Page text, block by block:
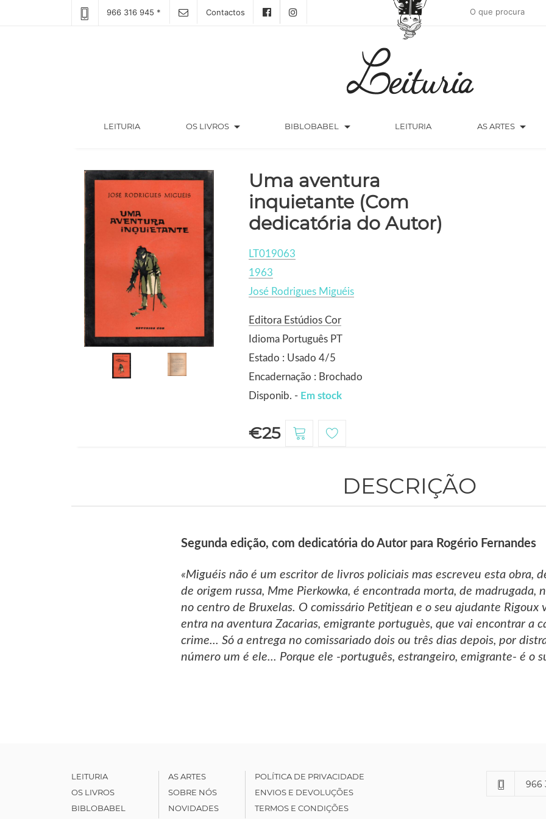
966 316 945 * Contactos
LEITURIA(CURRENT) OS LIVROS arrow_drop_down BIBLOBABEL arrow_drop_down LEITURIA AS ARTES arrow_drop_down
Uma aventura
inquietante (Com
dedicatória do Autor)
LT019063
1963
José Rodrigues Miguéis
Editora Estúdios Cor
Idioma Português PT
Estado : Usado 4/5
Encadernação : Brochado
Disponib. - Em stock
€25
DESCRIÇÃO
Segunda edição, com dedicatória do Autor para Rogério Fernandes
«Miguéis não é um escritor de livros policiais mas escreveu esta obra,
de origem russa, Mme Pierkowka, é encontrada morta, de madrugada,
no centro de Bruxelas. O comissário Petitjean e o seu ajudante Rigoux
entra na aventura Zacarias, emigrante portuguès, que vai encontrar a
crime... Só a entrega no comissariado dois ou três dias depois, por
número um é ele... Porque ele -português, estrangeiro, emigrante- é o
LEITURIA
OS LIVROS
BIBLOBABEL
AS ARTES
SOBRE NÓS
NOVIDADES
POLÍTICA DE PRIVACIDADE
ENVIOS E DEVOLUÇÕES
TERMOS E CONDIÇÕES
966